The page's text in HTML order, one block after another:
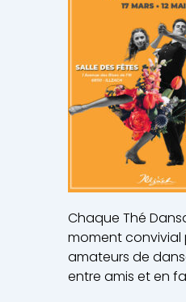
Chaque Thé
moment convivial
amateurs de
entre amis et en